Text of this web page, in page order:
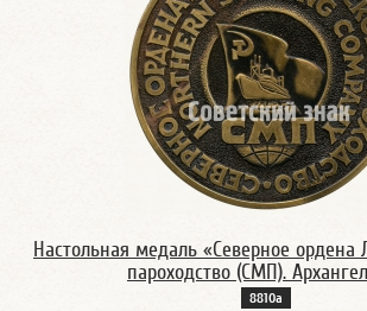
Настольная медаль «Северное ордена
пароходство (СМП).
8810а